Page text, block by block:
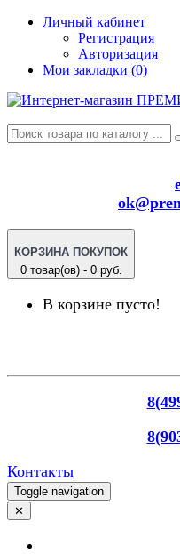
Личный кабинет
Регистрация
Авторизация
Мои закладки (0)
КОРЗИНА ПОКУПОК
0 товар(ов) - 0 руб.
В корзине пусто!
Контакты
Toggle navigation
✕